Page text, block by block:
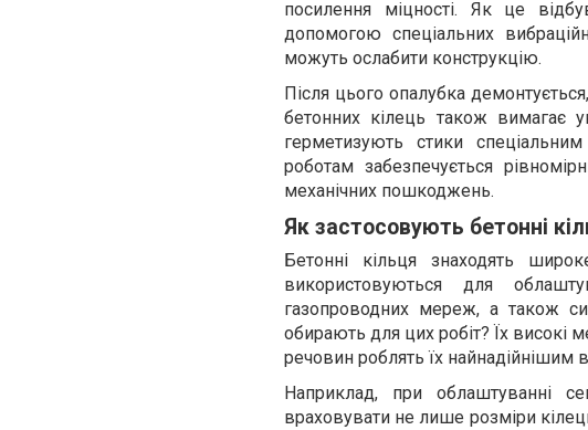
посилення міцності. Як це
допомогою спеціальних
можуть ослабити конструкцію.
Після цього опалубка
бетонних кілець також вимагає
герметизують стики
роботам забезпечується
механічних пошкоджень.
Як застосовують бетонні
Бетонні кільця знаходять
використовуються для
газопроводних мереж, а також
обирають для цих робіт? Їх високі
речовин роблять їх найнадійнішим
Наприклад, при облаштуванні
враховувати не лише розміри